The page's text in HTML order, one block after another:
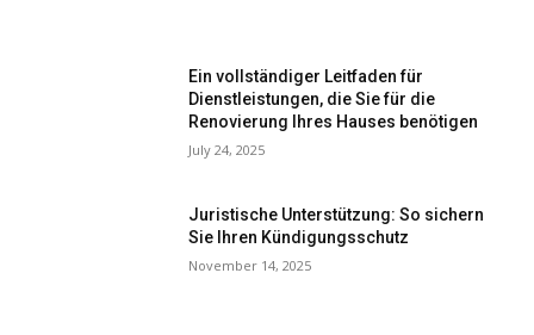
Ein vollständiger Leitfaden für
Dienstleistungen, die Sie für die
Renovierung Ihres Hauses benötigen
July 24, 2025
Juristische Unterstützung: So sichern
Sie Ihren Kündigungsschutz
November 14, 2025